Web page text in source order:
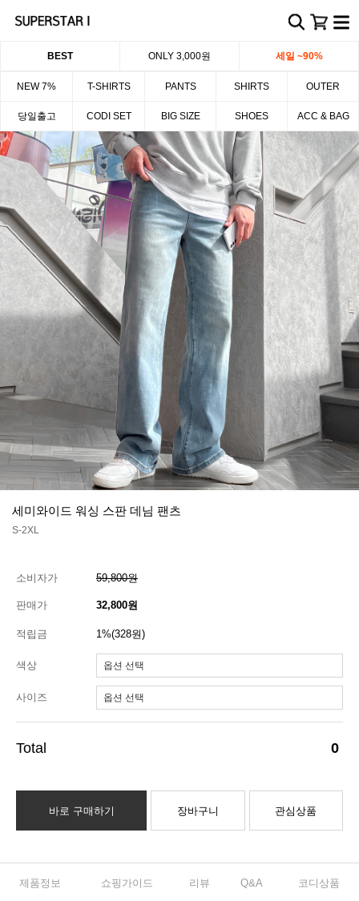
BEST ONLY 3,000원 세일 ~90%
NEW 7% T-SHIRTS PANTS SHIRTS OUTER
당일출고 CODI SET BIG SIZE SHOES ACC & BAG
세미와이드 워싱 스판 데님 팬츠
S-2XL
소비자가 59,800원
판매가 32,800원
적립금 1%(328원)
색상
사이즈
0
바로 구매하기 장바구니 관심상품
제품정보 쇼핑가이드 리뷰 Q&A 코디상품